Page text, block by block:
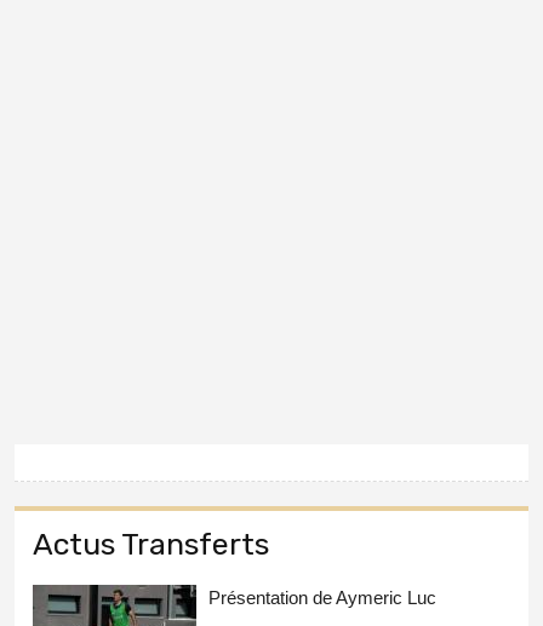
Actus Transferts
Présentation de Aymeric Luc